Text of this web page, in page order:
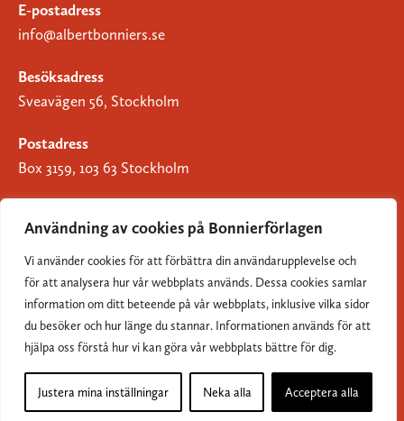
Användning av cookies på Bonnierförlagen
Vi använder cookies för att förbättra din användarupplevelse och
för att analysera hur vår webbplats används. Dessa cookies samlar
information om ditt beteende på vår webbplats, inklusive vilka sidor
du besöker och hur länge du stannar. Informationen används för att
hjälpa oss förstå hur vi kan göra vår webbplats bättre för dig.
Justera mina inställningar Neka alla Acceptera alla
E-postadress
info@albertbonniers.se
Besöksadress
Sveavägen 56, Stockholm
Postadress
Box 3159, 103 63 Stockholm
Om Bonnierförlagen
Cookies
Integritetspolicy